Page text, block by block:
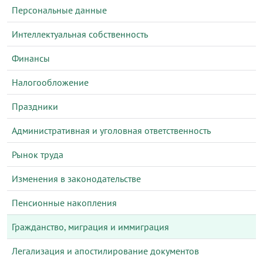
Персональные данные
Интеллектуальная собственность
Финансы
Налогообложение
Праздники
Административная и уголовная ответственность
Рынок труда
Изменения в законодательстве
Пенсионные накопления
Гражданство, миграция и иммиграция
Легализация и апостилирование документов